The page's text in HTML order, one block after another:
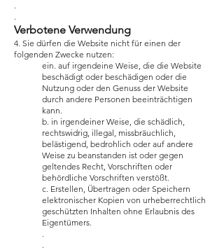
Verbotene Verwendung
4. Sie dürfen die Website nicht für einen der
folgenden Zwecke nutzen:
ein. auf irgendeine Weise, die die Website
beschädigt oder beschädigen oder die
Nutzung oder den Genuss der Website
durch andere Personen beeinträchtigen
kann.
b. in irgendeiner Weise, die schädlich,
rechtswidrig, illegal, missbräuchlich,
belästigend, bedrohlich oder auf andere
Weise zu beanstanden ist oder gegen
geltendes Recht, Vorschriften oder
behördliche Vorschriften verstößt.
c. Erstellen, Übertragen oder Speichern
elektronischer Kopien von urheberrechtlich
geschützten Inhalten ohne Erlaubnis des
Eigentümers.